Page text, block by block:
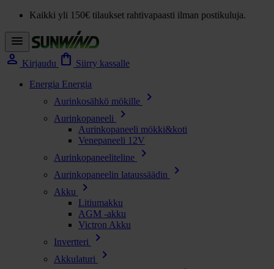
Kaikki yli 150€ tilaukset rahtivapaasti ilman postikuluja.
menu
person Kirjaudu shopping_bag Siirry kassalle
Energia Energia
Aurinkosähkö mökille
chevron_right
Aurinkopaneeli chevron_right
Aurinkopaneeli mökki&koti
Venepaneeli 12V
Aurinkopaneeliteline
chevron_right
Aurinkopaneelin lataussäädin chevron_right
Akku chevron_right
Litiumakku
AGM -akku
Victron Akku
Invertteri
chevron_right
Akkulaturi chevron_right